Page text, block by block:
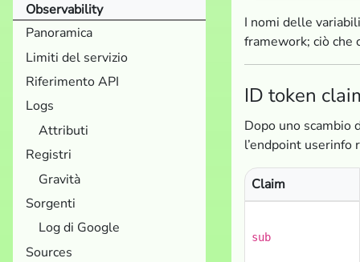
Observability
Panoramica
Limiti del servizio
Riferimento API
Logs
Attributi
Registri
Gravità
Sorgenti
Log di Google
Sources
I nomi delle
framework; ciò che
ID token
Dopo uno scambio
l’endpoint
Claim
sub